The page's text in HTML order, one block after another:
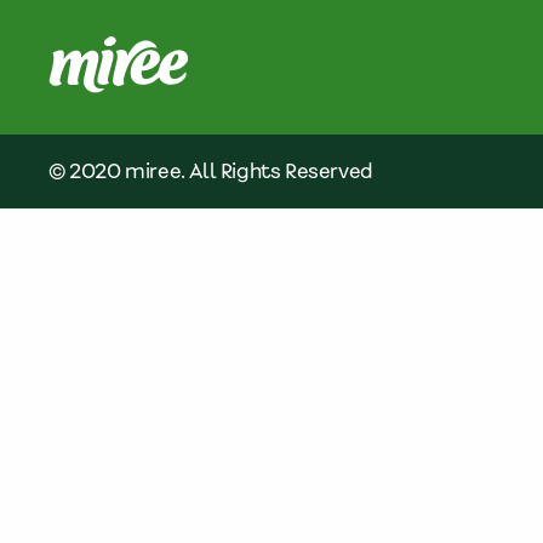
© 2020 miree. All Rights Reserved